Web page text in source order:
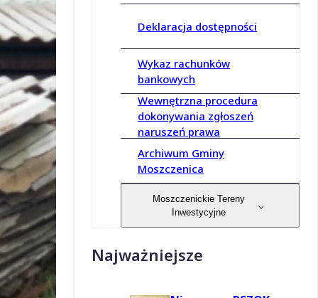
Deklaracja dostępności
Wykaz rachunków
bankowych
Wewnętrzna procedura
dokonywania zgłoszeń
naruszeń prawa
Archiwum Gminy
Moszczenica
Moszczenickie Tereny
Inwestycyjne
Najważniejsze